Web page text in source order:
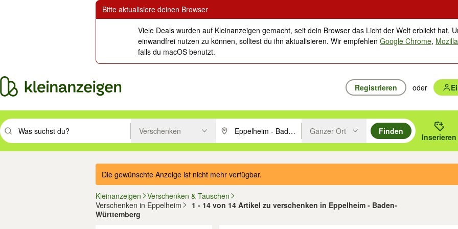
Bitte aktualisiere deinen Browser
Viele Deals wurden auf Kleinanzeigen gemacht, seit dein Browser das Licht der Welt erblickt hat.
einwandfrei nutzen zu können, solltest du ihn aktualisieren. Wir empfehlenGoogle Chrome,
falls du macOS benutzt.
Registrieren oder
Suchbegriff eingeben. Eingabetaste drücken um zu suchen, oder Vorschläge mit den Pfeiltasten nach oben/unten durchsuchen und mit
Verschenken PLZ oder Ort eingeben. Eingabetaste drücken um zu suchen, oder
Ganzer Ort
Finden
Inserieren
Die gewünschte Anzeige ist nicht mehr verfügbar.
Kleinanzeigen
Verschenken & Tauschen
Verschenken in Eppelheim
1 - 14 von 14 Artikel zu verschenken in Eppelheim - Baden-
Württemberg